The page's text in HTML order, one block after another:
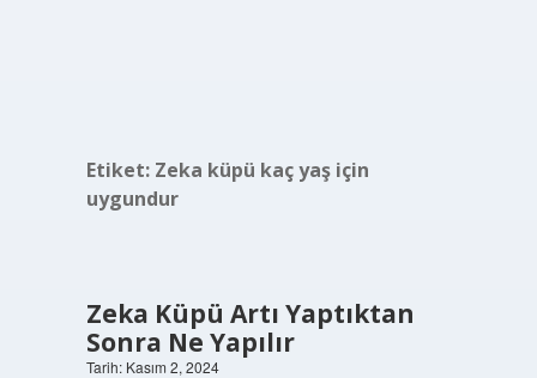
Etiket: Zeka küpü kaç yaş için
uygundur
Zeka Küpü Artı Yaptıktan
Sonra Ne Yapılır
Tarih: Kasım 2, 2024